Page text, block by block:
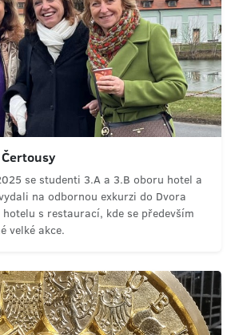
se studenti 3.A a 3.B oboru hotel a
na odbornou exkurzi do Dvora
s restaurací, kde se především
velké akce.